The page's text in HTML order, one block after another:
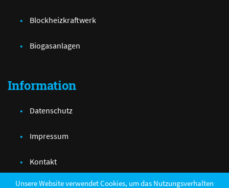
Unsere Website verwendet Cookies, um das Nutzungsverhalten
Blockheizkraftwerk
Biogasanlagen
Information
Datenschutz
Impressum
Kontakt